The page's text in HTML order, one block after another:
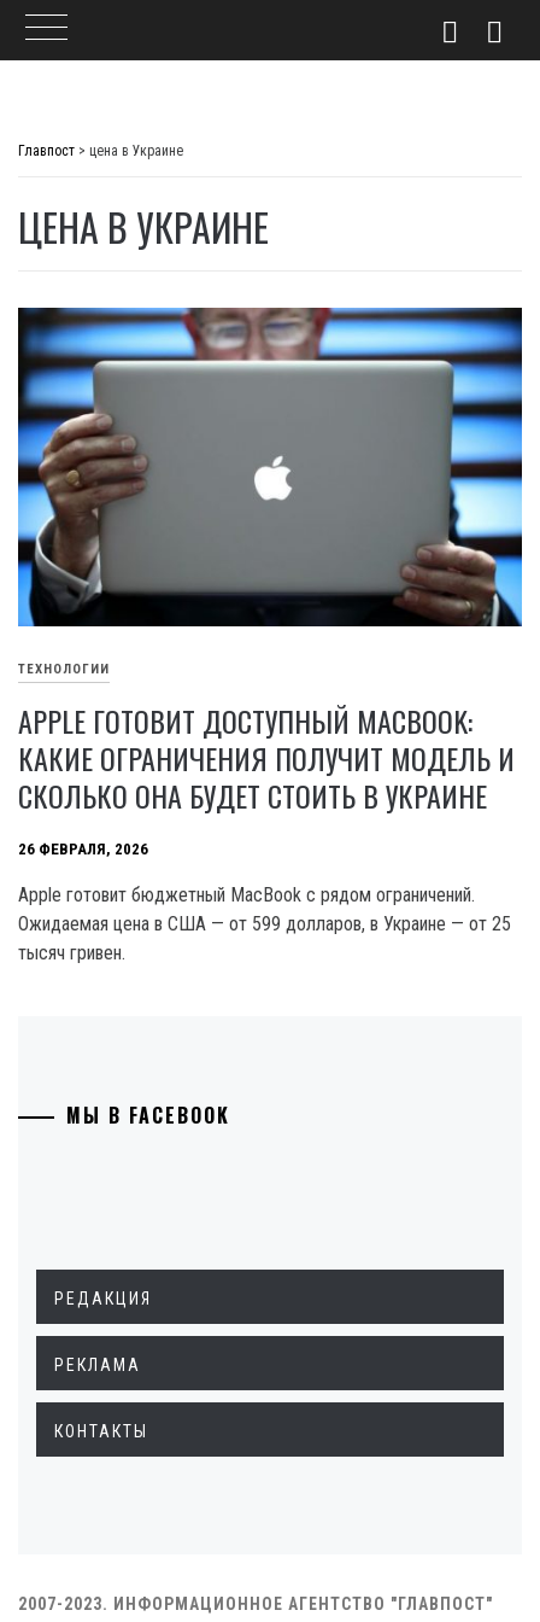
Главпост > цена в Украине
ЦЕНА В УКРАИНЕ
ТЕХНОЛОГИИ
APPLE ГОТОВИТ ДОСТУПНЫЙ MACBOOK:
КАКИЕ ОГРАНИЧЕНИЯ ПОЛУЧИТ МОДЕЛЬ И
СКОЛЬКО ОНА БУДЕТ СТОИТЬ В УКРАИНЕ
26 ФЕВРАЛЯ, 2026
Apple готовит бюджетный MacBook с рядом ограничений.
Ожидаемая цена в США — от 599 долларов, в Украине — от 25
тысяч гривен.
МЫ В FACEBOOK
РЕДАКЦИЯ
РЕКЛАМА
КОНТАКТЫ
2007-2023. ИНФОРМАЦИОННОЕ АГЕНТСТВО "ГЛАВПОСТ"